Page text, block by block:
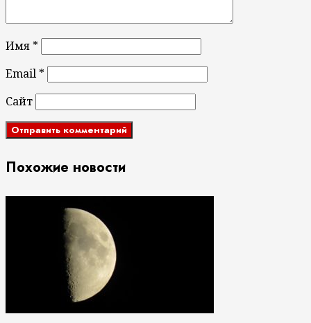
Имя *
Email *
Сайт
Похожие новости